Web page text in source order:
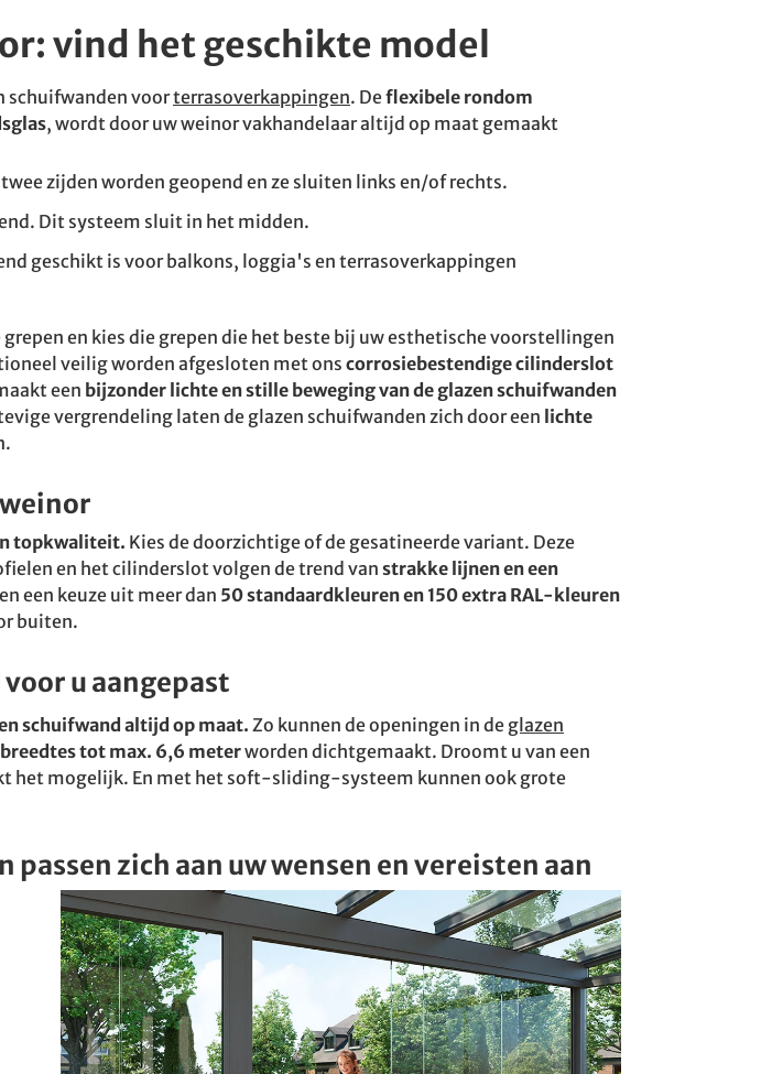
vind het geschikte model
schuifwanden voorterrasoverkappingen. Deflexibele rondom
, wordt door uw weinor vakhandelaar altijd op maat gemaakt
zijden worden geopend en ze sluiten links en/of rechts.
Dit systeem sluit in het midden.
geschikt is voor balkons, loggia's en terrasoverkappingen
en kies die grepen die het beste bij uw esthetische voorstellingen
veilig worden afgesloten met ons corrosiebestendige cilinderslot
een bijzonder lichte en stille beweging van de glazen schuifwanden
vergrendeling laten de glazen schuifwanden zich door een lichte
topkwaliteit. Kies de doorzichtige of de gesatineerde variant. Deze
en het cilinderslot volgen de trend van strakke lijnen en een
een keuze uit meer dan 50 standaardkleuren en 150 extra RAL-kleuren
buiten.
u aangepast
schuifwand altijd op maat. Zo kunnen de openingen in de glazen
tot max. 6,6 meterworden dichtgemaakt. Droomt u van een
het mogelijk. En met het soft-sliding-systeem kunnen ook grote
zich aan uw wensen en vereisten aan